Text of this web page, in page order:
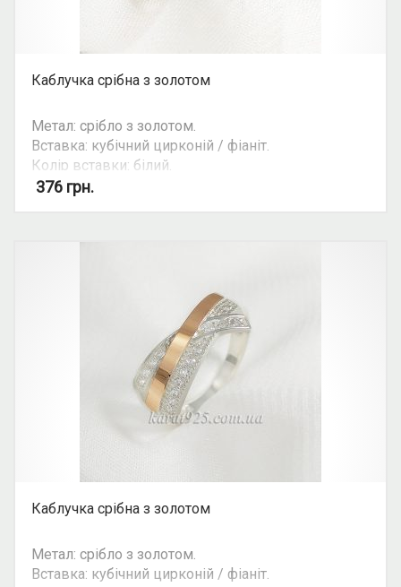
Каблучка срібна з золотом
Метал: срібло з золотом.
Вставка: кубічний цирконій / фіаніт.
Колір вставки: білий.
Можливість комплекту: так.
376 грн.
Каблучка срібна з золотом
Метал: срібло з золотом.
Вставка: кубічний цирконій / фіаніт.